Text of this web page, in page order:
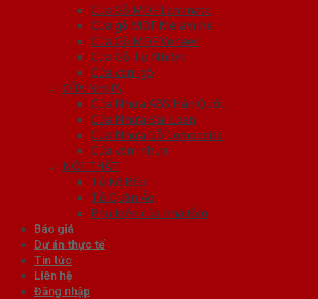
Cửa Gỗ MDF Laminate
Cửa gỗ MDF Melamine
Cửa Gỗ MDF Veneer
Cửa Gỗ Tự Nhiên
Cửa vòm gỗ
CỬA NHỰA
Cửa Nhựa ABS Hàn Quốc
Cửa Nhựa Đài Loan
Cửa Nhựa Gỗ Composite
Cửa vòm nhựa
NỘI THẤT
Tủ Kệ Bếp
Tủ Quần Áo
Phụ kiện cửa nhà tắm
Báo giá
Dự án thực tế
Tin tức
Liên hệ
Đăng nhập